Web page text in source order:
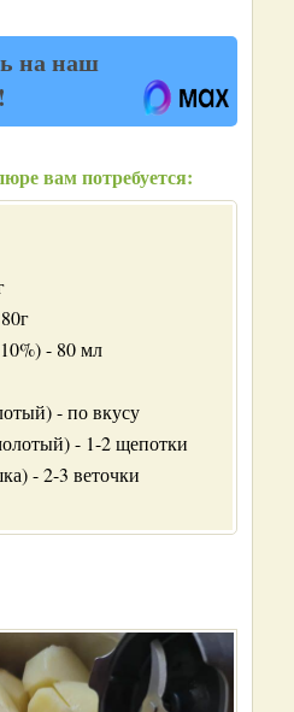
на наш
вам потребуется:
- 80 мл
- по вкусу
- 1-2 щепотки
- 2-3 веточки